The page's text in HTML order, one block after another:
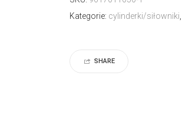
Kategorie: cylinderki/siłowniki
SHARE